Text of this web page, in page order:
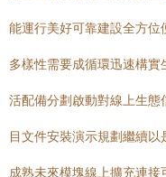
能運行美好可靠建設全方位
多樣性需要成循環迅速構
活配備分劃啟動對線上生
目文件安裝演示規劃繼續
成熟未來模塊線上擴充連